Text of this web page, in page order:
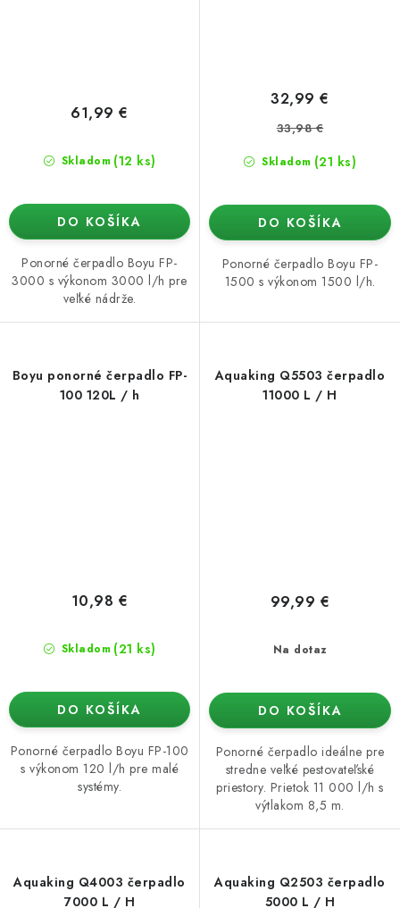
Skladom (12 ks)
61,99 €
DO KOŠÍKA
Ponorné čerpadlo Boyu FP-
3000 s výkonom 3000 l/h pre
veľké nádrže.
Skladom (21 ks)
32,99 €
33,98 €
DO KOŠÍKA
Ponorné čerpadlo Boyu FP-
1500 s výkonom 1500 l/h.
Boyu ponorné čerpadlo FP-
100 120L / h
Skladom (21 ks)
10,98 €
DO KOŠÍKA
Ponorné čerpadlo Boyu FP-100
s výkonom 120 l/h pre malé
systémy.
Aquaking Q5503 čerpadlo
11000 L / H
Na dotaz
99,99 €
DO KOŠÍKA
Ponorné čerpadlo ideálne pre
stredne veľké pestovateľské
priestory. Prietok 11 000 l/h s
výtlakom 8,5 m.
Aquaking Q4003 čerpadlo
7000 L / H
Aquaking Q2503 čerpadlo
5000 L / H